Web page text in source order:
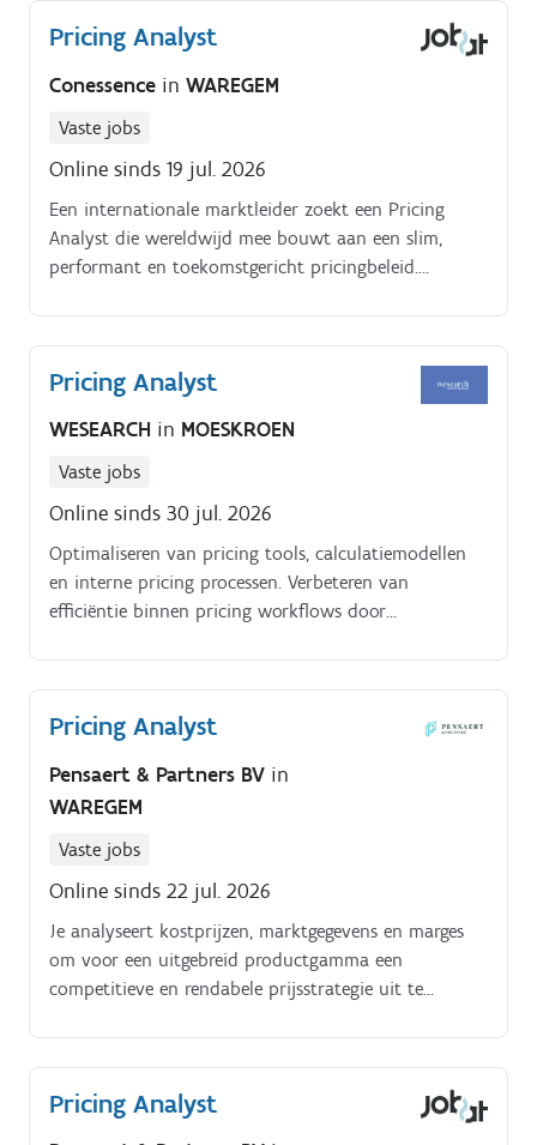
Pricing Analyst
Conessence in WAREGEM
Vaste jobs
Online sinds 19 jul. 2026
Een internationale marktleider zoekt een Pricing
Analyst die wereldwijd mee bouwt aan een slim,
performant en toekomstgericht pricingbeleid.
Pricing Analyst
WESEARCH in MOESKROEN
Vaste jobs
Online sinds 30 jul. 2026
Optimaliseren van pricing tools, calculatiemodellen
en interne pricing processen. Verbeteren van
efficiëntie binnen pricing workflows door
Pricing Analyst
Pensaert & Partners BV in
WAREGEM
Vaste jobs
Online sinds 22 jul. 2026
Je analyseert kostprijzen, marktgegevens en marges
om voor een uitgebreid productgamma een
competitieve en rendabele prijsstrategie uit te
de hand van SQL analyses en formuleert concrete
optimalisaties.
Pricing Analyst